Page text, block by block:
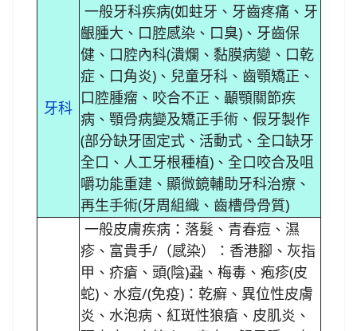
牙科
一般牙科疾病(如蛀牙、牙齒疼痛、牙
齦腫大、口腔感染、口臭)、牙齒保
健、口腔內科(潰爛、黏膜病變、口乾
症、口角炎)、兒童牙科、齒顎矯正、
口腔腫瘤、咬合不正、顳顎關節疾
病、顎骨病變及矯正手術、假牙製作
(部分缺牙固定式、活動式、全口缺牙
全口、人工牙根種植)、全口咬合及咀
嚼功能重建、顯微鏡輔助牙科治療、
再生手術(牙周組織、齒槽骨骨質)
一般皮膚疾病：落髮、青春痘、濕
疹、富貴手/（感染）：香港腳、灰指
甲、疥瘡、頭(陰)蝨、梅毒、疱疹(皮
蛇)、水痘/(免疫)：乾癬、異位性皮膚
炎、水泡病、紅斑性狼瘡、皮肌炎、